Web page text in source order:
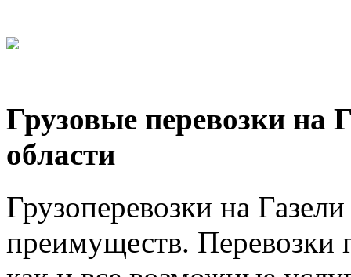
Грузовые перевозки на
области
Грузоперевозки на
преимуществ. Перевозки